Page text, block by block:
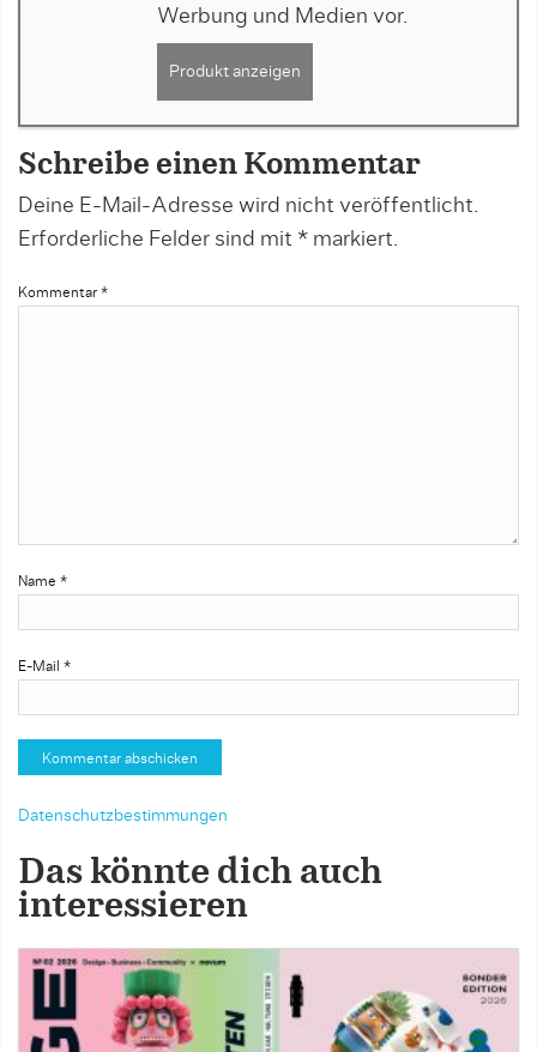
Werbung und Medien vor.
Produkt anzeigen
Schreibe einen Kommentar
Deine E-Mail-Adresse wird nicht veröffentlicht.
Erforderliche Felder sind mit * markiert.
Kommentar *
Name *
E-Mail *
Datenschutzbestimmungen
Das könnte dich auch
interessieren